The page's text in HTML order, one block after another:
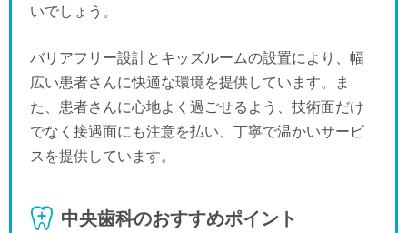
いでしょう。
バリアフリー設計とキッズルームの設置により、幅
広い患者さんに快適な環境を提供しています。ま
た、患者さんに心地よく過ごせるよう、技術面だけ
でなく接遇面にも注意を払い、丁寧で温かいサービ
スを提供しています。
中央歯科のおすすめポイント